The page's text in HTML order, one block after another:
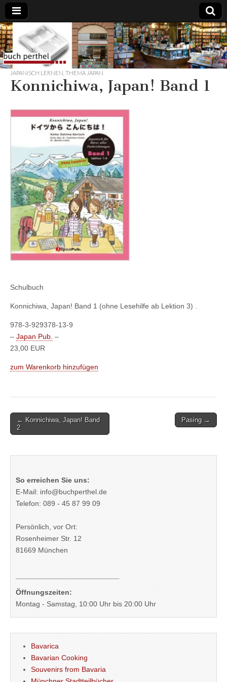
Buchhandlung
am Gasteig
JAPANISCH LERNEN THEMA JAPAN
Konnichiwa, Japan! Band 1
Schulbuch
Konnichiwa, Japan! Band 1 (ohne Lesehilfe ab Lektion 3) .
978-3-929378-13-9
– Japan Pub. –
23,00 EUR
zum Warenkorb hinzufügen
Post
navigation
← Konnichiwa, Japan! Band
2
Pasing →
So erreichen Sie uns:
E-Mail: info@buchperthel.de
Telefon: 089 - 45 87 99 09
Persönlich, vor Ort:
Rosenheimer Str. 12
81669 München
Öffnungszeiten:
Montag - Samstag, 10:00 Uhr bis 20:00 Uhr
Bavarica
Bavarian Cooking
Souvenirs from Bavaria